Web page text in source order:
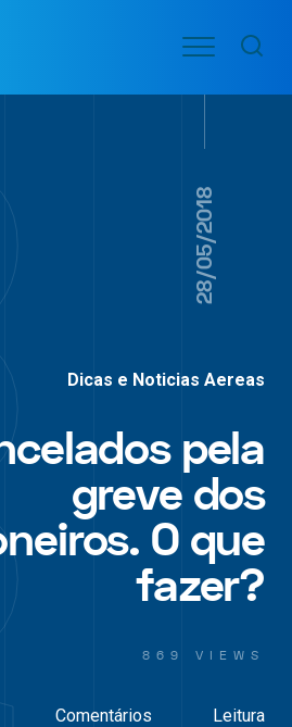
VOO
AÉREAS
Menu
28/05/2018
Dicas e Noticias Aereas
pela
greve dos
O que
fazer?
869 VIEWS
Comentários
Leitura